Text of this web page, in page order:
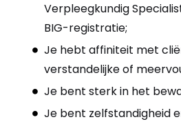
Verpleegkundig
BIG-registratie;
Je hebt affiniteit met
verstandelijke of
Je bent sterk in het
Je bent zelfstandigheid